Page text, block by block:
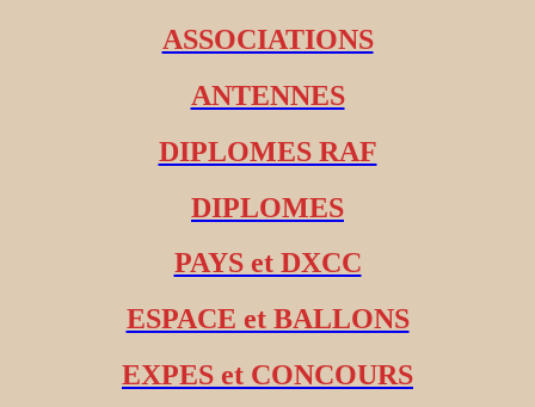
ASSOCIATIONS
ANTENNES
DIPLOMES RAF
DIPLOMES
PAYS et DXCC
ESPACE et BALLONS
EXPES et CONCOURS